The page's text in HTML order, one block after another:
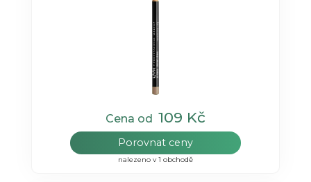
Cena od 109 Kč
Porovnat ceny
nalezeno v 1 obchodě